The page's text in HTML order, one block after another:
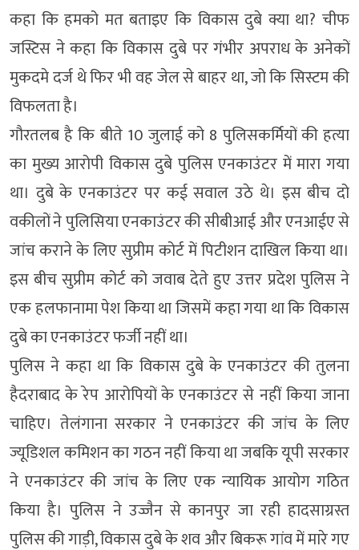
कहा कि हमको मत बताइए कि विकास दुबे क्या था? चीफ
जस्टिस ने कहा कि विकास दुबे पर गंभीर अपराध के अनेकों
मुकदमे दर्ज थे फिर भी वह जेल से बाहर था, जो कि सिस्टम की
विफलता है।
गौरतलब है कि बीते 10 जुलाई को 8 पुलिसकर्मियों की हत्या
का मुख्य आरोपी विकास दुबे पुलिस एनकाउंटर में मारा गया
था। दुबे के एनकाउंटर पर कई सवाल उठे थे। इस बीच दो
वकीलों ने पुलिसिया एनकाउंटर की सीबीआई और एनआईए से
जांच कराने के लिए सुप्रीम कोर्ट में पिटीशन दाखिल किया था।
इस बीच सुप्रीम कोर्ट को जवाब देते हुए उत्तर प्रदेश पुलिस ने
एक हलफानामा पेश किया था जिसमें कहा गया था कि विकास
दुबे का एनकाउंटर फर्जी नहीं था।
पुलिस ने कहा था कि विकास दुबे के एनकाउंटर की तुलना
हैदराबाद के रेप आरोपियों के एनकाउंटर से नहीं किया जाना
चाहिए। तेलंगाना सरकार ने एनकाउंटर की जांच के लिए
ज्यूडिशल कमिशन का गठन नहीं किया था जबकि यूपी सरकार
ने एनकाउंटर की जांच के लिए एक न्यायिक आयोग गठित
किया है। पुलिस ने उज्जैन से कानपुर जा रही हादसाग्रस्त
पुलिस की गाड़ी, विकास दुबे के शव और बिकरू गांव में मारे गए